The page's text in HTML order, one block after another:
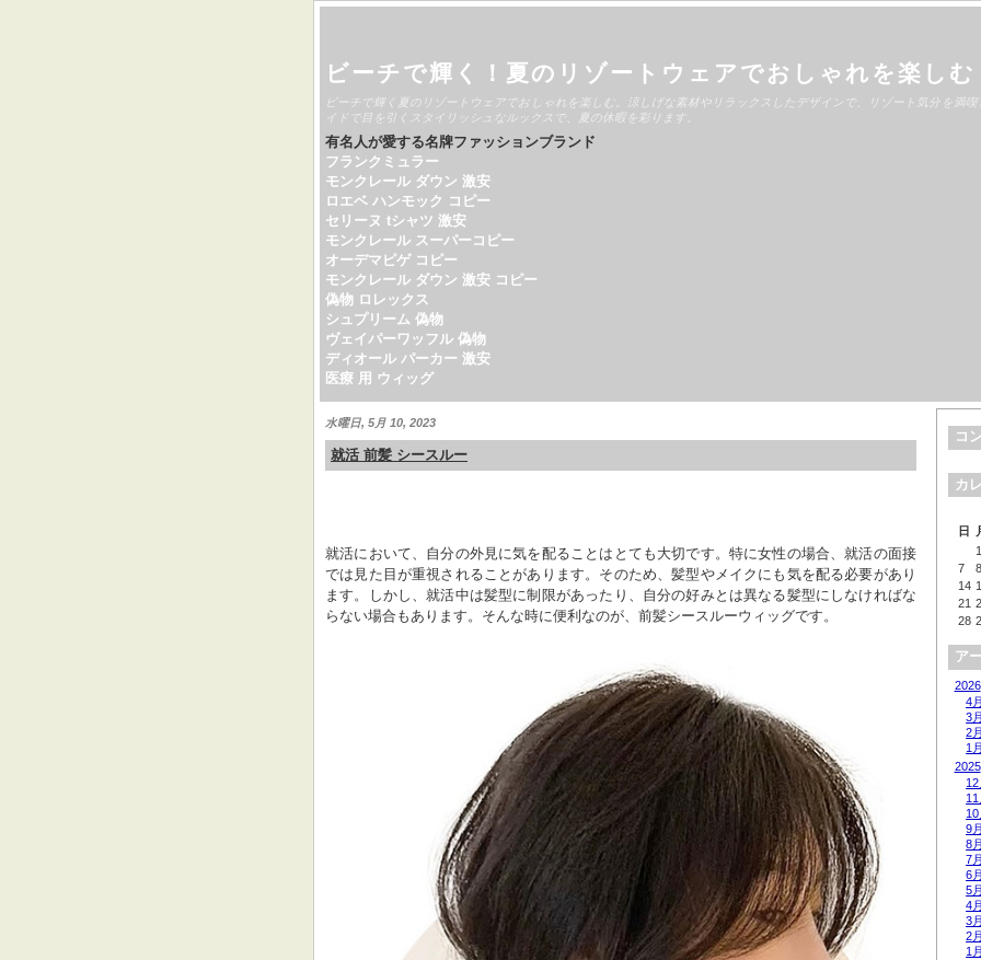
ビーチで輝く！夏のリゾートウェアでおしゃれを楽しむ
ビーチで輝く夏のリゾートウェアでおしゃれを楽しむ。涼しげな素材やリラックスしたデザインで、リゾート気分を満
イドで目を引くスタイリッシュなルックスで、夏の休暇を彩ります。
有名人が愛する名牌ファッションブランド
フランクミュラー
モンクレール ダウン 激安
ロエベ ハンモック コピー
セリーヌ tシャツ 激安
モンクレール スーパーコピー
オーデマピゲ コピー
モンクレール ダウン 激安 コピー
偽物 ロレックス
シュプリーム 偽物
ヴェイパーワッフル 偽物
ディオール パーカー 激安
医療 用 ウィッグ
水曜日, 5月 10, 2023
就活 前髪 シースルー
就活において、自分の外見に気を配ることはとても大切です。特に女性の場合、就活の面接
では見た目が重視されることがあります。そのため、髪型やメイクにも気を配る必要があり
ます。しかし、就活中は髪型に制限があったり、自分の好みとは異なる髪型にしなければな
らない場合もあります。そんな時に便利なのが、前髪シースルーウィッグです。
コ
カ
日
1
7
8
14
21
28
ア
2026
4月
3月
2月
1月
2025
12
11
10
9月
8月
7月
6月
5月
4月
3月
2月
1月